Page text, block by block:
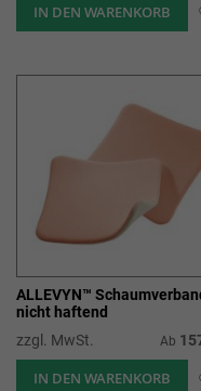
IN DEN WARENKORB
ALLEVYN™
nicht haftend
zzgl. MwSt.
Ab
IN DEN WARENKORB